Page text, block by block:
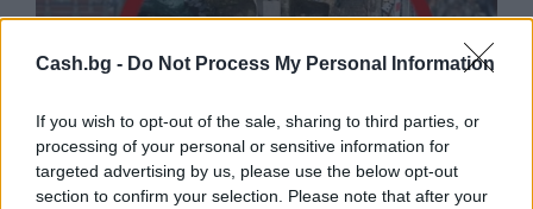
Cash.bg - Do Not Process My Personal Information
If you wish to opt-out of the sale, sharing to third parties, or
processing of your personal or sensitive information for
targeted advertising by us, please use the below opt-out
section to confirm your selection. Please note that after your